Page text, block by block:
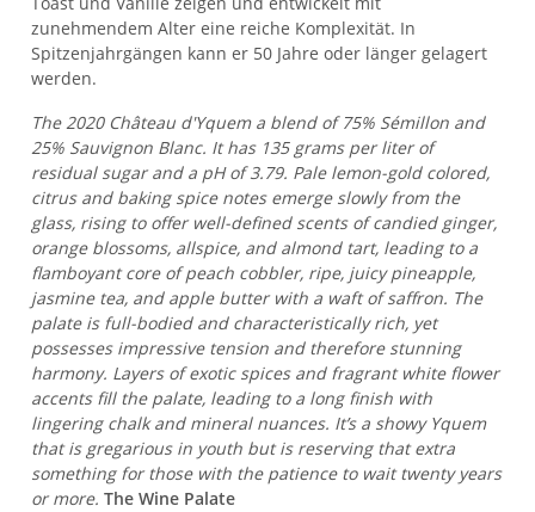
zunehmendem Alter eine reiche Komplexität. In
Spitzenjahrgängen kann er 50 Jahre oder länger gelagert
werden.
The 2020 Château d'Yquem a blend of 75% Sémillon and
25% Sauvignon Blanc. It has 135 grams per liter of
residual sugar and a pH of 3.79. Pale lemon-gold colored,
citrus and baking spice notes emerge slowly from the
glass, rising to offer well-defined scents of candied ginger,
orange blossoms, allspice, and almond tart, leading to a
flamboyant core of peach cobbler, ripe, juicy pineapple,
jasmine tea, and apple butter with a waft of saffron. The
palate is full-bodied and characteristically rich, yet
possesses impressive tension and therefore stunning
harmony. Layers of exotic spices and fragrant white flower
accents fill the palate, leading to a long finish with
lingering chalk and mineral nuances. It’s a showy Yquem
that is gregarious in youth but is reserving that extra
something for those with the patience to wait twenty years
or more.The Wine Palate